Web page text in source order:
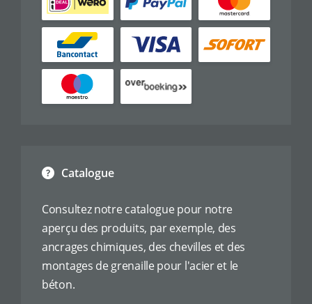
Catalogue
Consultez notre catalogue pour notre
aperçu des produits, par exemple, des
ancrages chimiques, des chevilles et des
montages de grenaille pour l'acier et le
béton.